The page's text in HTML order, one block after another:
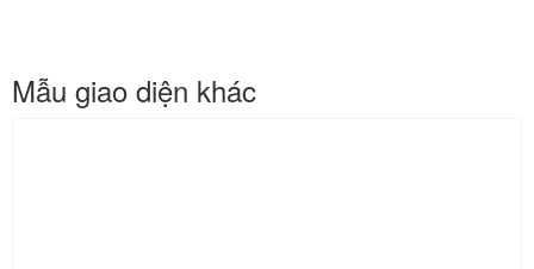
Mẫu giao diện khác